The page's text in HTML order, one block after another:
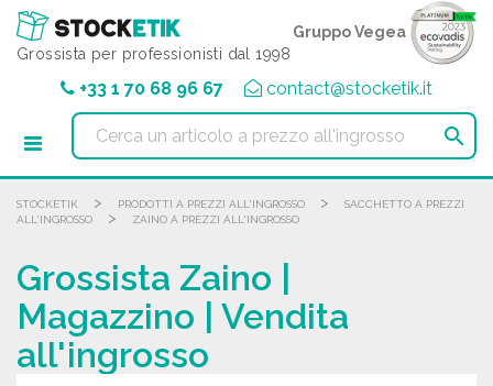
Grossista per professionisti dal 1998
Gruppo Vegea
+33 1 70 68 96 67 contact@stocketik.it

STOCKETIK > PRODOTTI A PREZZI ALL'INGROSSO >
SACCHETTO A PREZZI
ALL'INGROSSO
> ZAINO A PREZZI ALL'INGROSSO
Grossista Zaino |
Magazzino | Vendita
all'ingrosso
Pannello di gestione dei cookies